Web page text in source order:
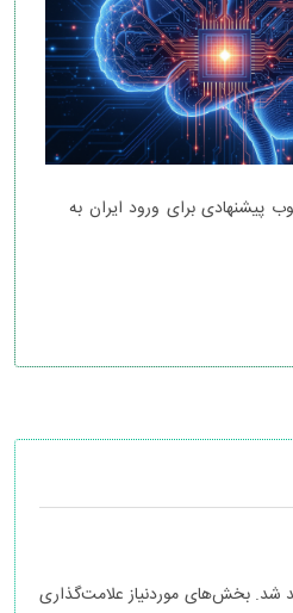
پيشنهادی برای ورود ایران به
شد. بخش‌های موردنیاز علامت‌گذاری